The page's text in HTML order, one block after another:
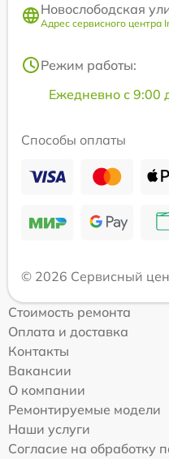
Новослободская
Адрес сервисного центра
Режим работы:
Ежедневно с 9:00
Способы оплаты
© 2026 Сервисный
Стоимость ремонта
Оплата и доставка
Контакты
Вакансии
О компании
Ремонтируемые модели
Наши услуги
Согласие на обработку